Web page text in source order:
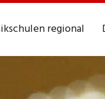
regional